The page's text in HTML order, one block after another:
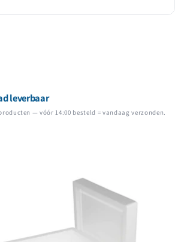
leverbaar
— vóór 14:00 besteld = vandaag verzonden.